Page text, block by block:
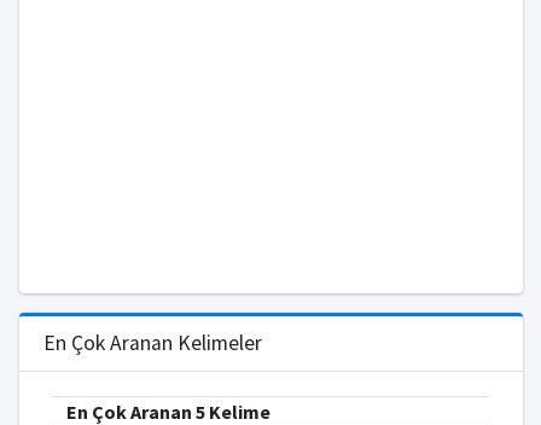
En Çok Aranan Kelimeler
En Çok Aranan 5 Kelime